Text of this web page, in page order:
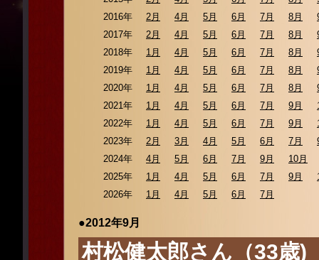
2016年
2月 4月 5月 6月 7月 8月
2017年
2月 4月 5月 6月 7月 8月
2018年
1月 4月 5月 6月 7月 8月
2019年
1月 4月 5月 6月 7月 8月
2020年
1月 4月 5月 6月 7月 8月
2021年
1月 4月 5月 6月 7月 9月
2022年
1月 4月 5月 6月 7月 9月
2023年
2月 3月 4月 5月 6月 7月
2024年
4月 5月 6月 7月 9月
10月
2025年
1月 4月 5月 6月 7月 9月
2026年
1月 4月 5月 6月 7月
●2012年9月
村松健太郎さん（33歳)